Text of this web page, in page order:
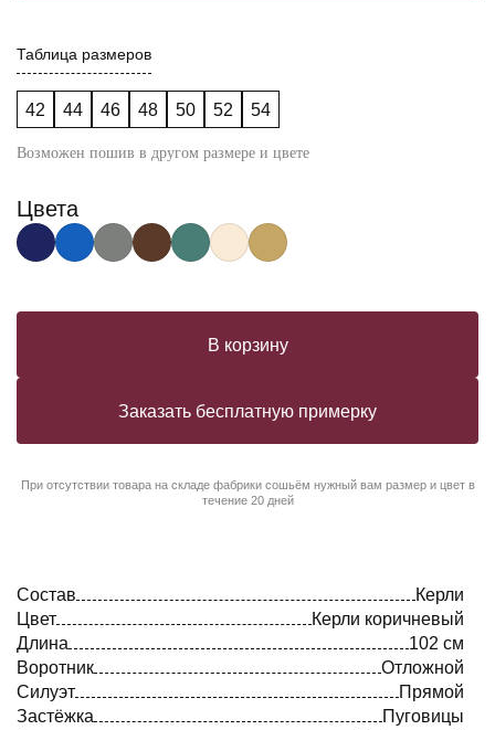
Таблица размеров
42 44 46 48 50 52 54
Возможен пошив в другом размере и цвете
Цвета
В корзину
Заказать бесплатную примерку
При отсутствии товара на складе фабрики сошьём нужный вам размер и цвет в
течение 20 дней
Состав
Керли
Цвет
Керли коричневый
Длина
102 см
Воротник
Отложной
Силуэт
Прямой
Застёжка
Пуговицы